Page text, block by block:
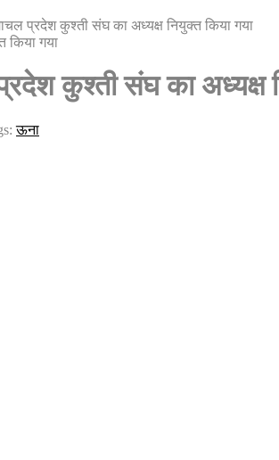
प्रदेश कुश्ती संघ का अध्यक्ष नियुक्त किया गया
कुश्ती संघ का अध्यक्ष
ऊना